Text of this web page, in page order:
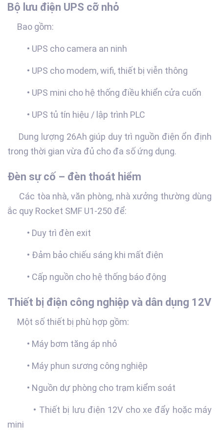
Bộ lưu điện UPS cỡ nhỏ
Bao gồm:
• UPS cho camera an ninh
• UPS cho modem, wifi, thiết bị viễn thông
• UPS mini cho hệ thống điều khiển cửa cuốn
• UPS tủ tín hiệu / lập trình PLC
Dung lượng 26Ah giúp duy trì nguồn điện ổn định
trong thời gian vừa đủ cho đa số ứng dụng.
Đèn sự cố – đèn thoát hiểm
Các tòa nhà, văn phòng, nhà xưởng thường dùng
ắc quy Rocket SMF U1-250 để:
• Duy trì đèn exit
• Đảm bảo chiếu sáng khi mất điện
• Cấp nguồn cho hệ thống báo động
Thiết bị điện công nghiệp và dân dụng 12V
Một số thiết bị phù hợp gồm:
• Máy bơm tăng áp nhỏ
• Máy phun sương công nghiệp
• Nguồn dự phòng cho trạm kiểm soát
• Thiết bị lưu điện 12V cho xe đẩy hoặc máy
mini